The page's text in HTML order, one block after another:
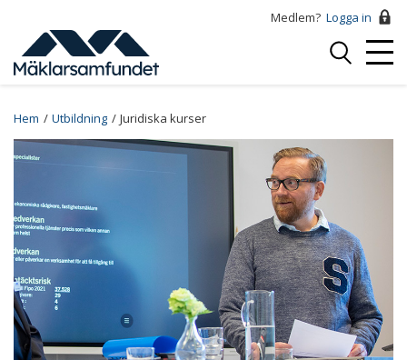
huvudinnehåll
Medlem? Logga in
Logga
Breadcrumb
Hem Utbildning Juridiska kurser